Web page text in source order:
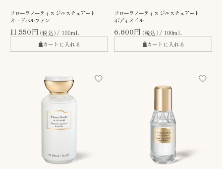
フローラノーティス ジルスチュアート
オードパルファン
11,550円（税込） 100mL
カートに入れる
フローラノーティス ジルスチュアート
ボディオイル
6,600円（税込） 100mL
カートに入れる